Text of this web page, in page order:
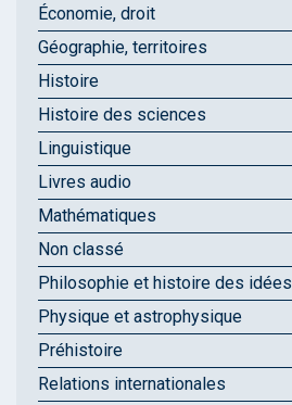
Économie, droit
Géographie, territoires
Histoire
Histoire des sciences
Linguistique
Livres audio
Mathématiques
Non classé
Philosophie et histoire des idées
Physique et astrophysique
Préhistoire
Relations internationales